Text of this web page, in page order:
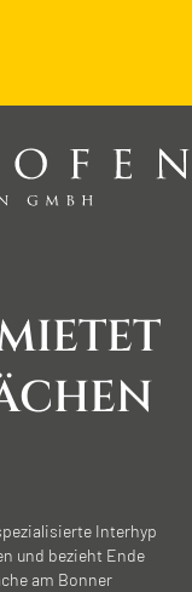
Interhyp
und bezieht Ende
am Bonner